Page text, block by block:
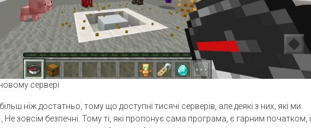
сервері
ніж достатньо, тому що доступні тисячі серверів, але деякі з них, які ми
Не зовсім безпечні. Тому ті, які пропонує сама програма, є гарним початком, і,